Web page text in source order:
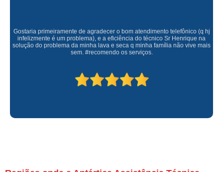
Gostaria primeiramente de agradecer o bom atendimento telefônico (q hj
infelizmente é um problema), e a eficiência do técnico Sr Henrique na
solução do problema da minha lava e seca q minha família não vive mais
sem. #recomendo os serviços.